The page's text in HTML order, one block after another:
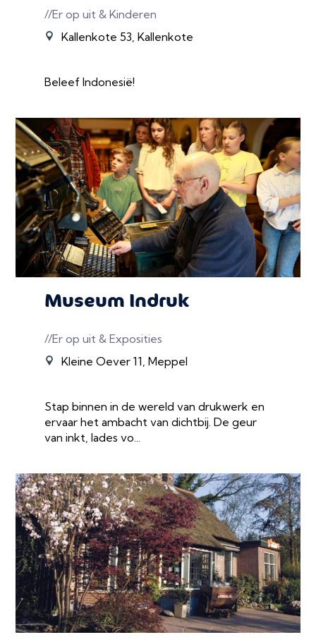
//Er op uit & Kinderen
Kallenkote 53, Kallenkote
Beleef Indonesië!
Museum Indruk
//Er op uit & Exposities
Kleine Oever 11, Meppel
Stap binnen in de wereld van drukwerk en
ervaar het ambacht van dichtbij. De geur
van inkt, lades vo...